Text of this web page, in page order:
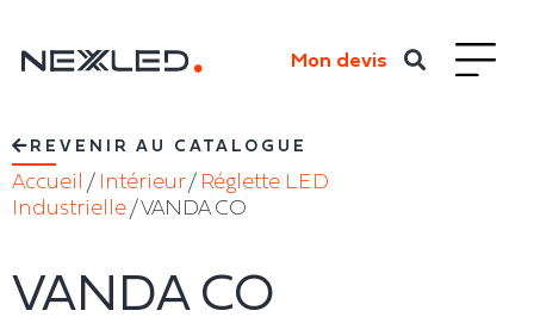
Mon devis
REVENIR AU CATALOGUE
Accueil / Intérieur/ Réglette LED
Industrielle / VANDA CO
VANDA CO